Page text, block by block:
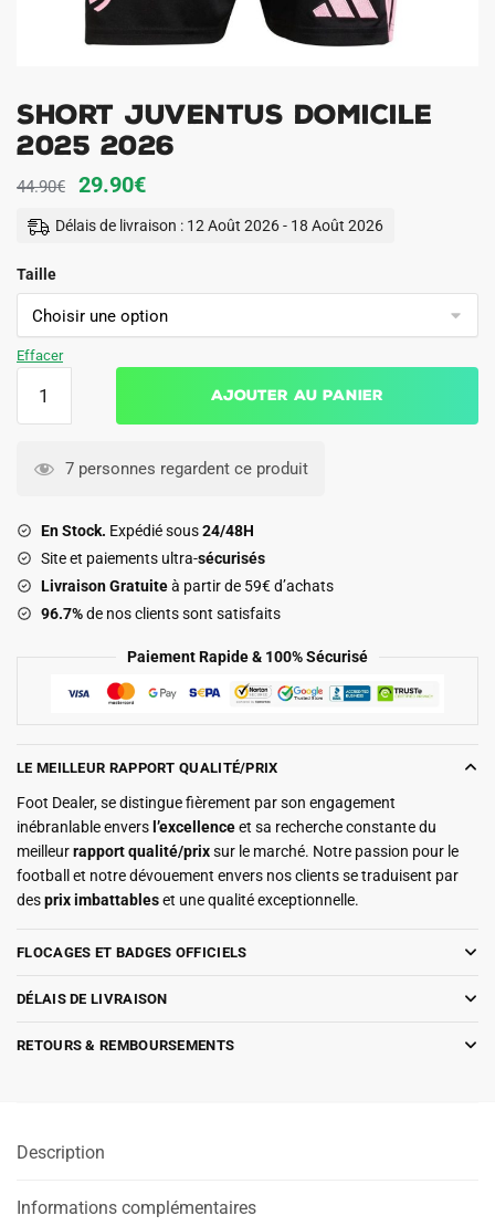
Short Juventus Domicile
2025 2026
44.90€
Le
prix
44.90€.
29.90€Le
prix
29.90€.
Délais de livraison : 12 Août 2026 - 18 Août 2026
Taille
Effacer
Juventus
2026
Ajouter au panier
7 personnes regardent ce produit
En Stock. Expédié sous24/48H
Site et paiements ultra-sécurisés
Livraison Gratuiteà partir de 59€ d’achats
96.7%de nos clients sont satisfaits
Paiement Rapide & 100% Sécurisé
LE MEILLEUR RAPPORT QUALITÉ/PRIX
Foot Dealer, se distingue fièrement par son engagement
inébranlable envers l’excellenceet sa recherche constante du
meilleurrapport qualité/prixsur le marché. Notre passion pour le
football et notre dévouement envers nos clients se traduisent par
desprix imbattableset une qualité exceptionnelle.
FLOCAGES ET BADGES OFFICIELS
DÉLAIS DE LIVRAISON
RETOURS & REMBOURSEMENTS
Description
Informations complémentaires